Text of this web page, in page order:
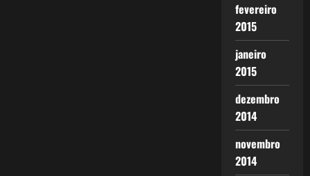
fevereiro
2015
janeiro
2015
dezembro
2014
novembro
2014